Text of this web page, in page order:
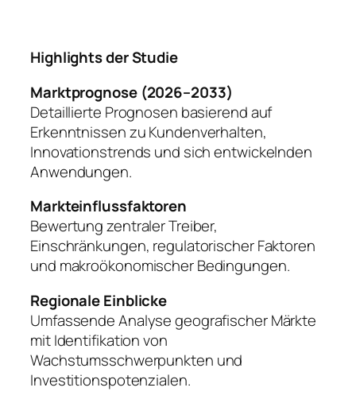
Highlights der Studie
Marktprognose (2026–2033)
Detaillierte Prognosen basierend auf
Erkenntnissen zu Kundenverhalten,
Innovationstrends und sich entwickelnden
Anwendungen.
Markteinflussfaktoren
Bewertung zentraler Treiber,
Einschränkungen, regulatorischer Faktoren
und makroökonomischer Bedingungen.
Regionale Einblicke
Umfassende Analyse geografischer Märkte
mit Identifikation von
Wachstumsschwerpunkten und
Investitionspotenzialen.